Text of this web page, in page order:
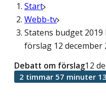
Start
Webb-tv
Statens budget
förslag 12 december
Debatt om förslag12
2 timmar 57 minuter